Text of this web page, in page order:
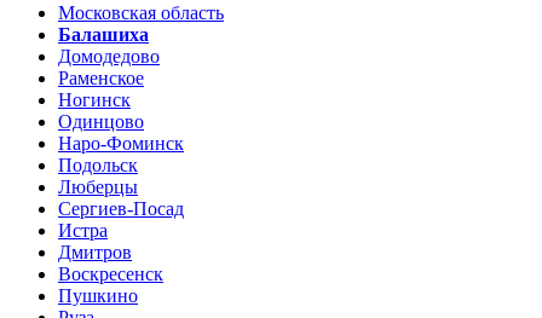
Московская область
Балашиха
Домодедово
Раменское
Ногинск
Одинцово
Наро-Фоминск
Подольск
Люберцы
Сергиев-Посад
Истра
Дмитров
Воскресенск
Пушкино